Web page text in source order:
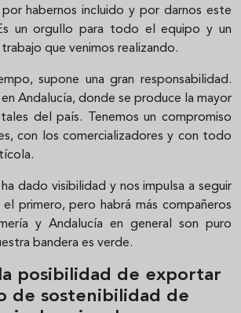
habernos incluido y por darnos este
un orgullo para todo el equipo y un
que venimos realizando.
supone una gran responsabilidad.
Andalucía, donde se produce la mayor
del país. Tenemos un compromiso
con los comercializadores y con todo
dado visibilidad y nos impulsa a seguir
primero, pero habrá más compañeros
y Andalucía en general son puro
bandera es verde.
posibilidad de exportar
de sostenibilidad de